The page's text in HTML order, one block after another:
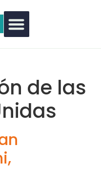
de las